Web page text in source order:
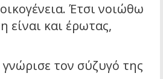
Έτσι νοιώθω
είναι και έρωτας,
τον σύζυγό της